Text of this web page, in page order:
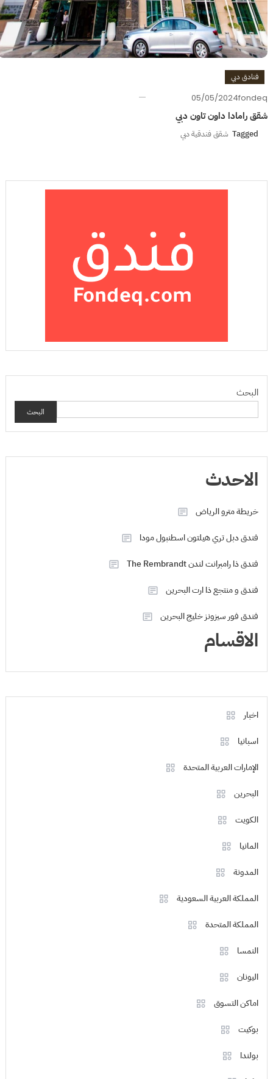
فنادق دبي
05/05/2024fondeq
شقق رامادا داون تاون دبي
Tagged شقق فندقية دبي
البحث
البحث
الاحدث
خريطة مترو الرياض
فندق دبل تري هيلتون اسطنبول مودا
فندق ذا رامبرانت لندن The Rembrandt
فندق و منتجع ذا ارت البحرين
فندق فور سيزونز خليج البحرين
الاقسام
اخبار
اسبانيا
الإمارات العربية المتحدة
البحرين
الكويت
المانيا
المدونة
المملكة العربية السعودية
المملكة المتحدة
النمسا
اليونان
اماكن التسوق
بوكيت
بولندا